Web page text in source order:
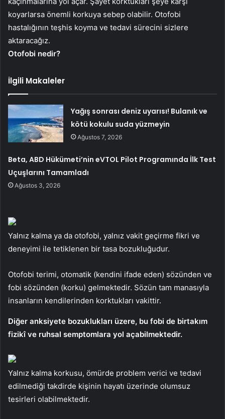
koyarlarsa önemli korkuya sebep olabilir. Otofobi
hastalığının teşhis koyma ve tedavi sürecini sizlere
aktaracağız.
Otofobi nedir?
İlgili Makaleler
Yağış sonrası deniz uyarısı! Bulanık ve
kötü kokulu suda yüzmeyin
Ağustos 7, 2026
Beta, ABD Hükümeti’nin eVTOL Pilot Programında İlk Test
Uçuşlarını Tamamladı
Ağustos 3, 2026
Yalnız kalma ya da otofobi, yalnız vakit geçirme fikri ve
deneyimi ile tetiklenen bir tasa bozukluğudur.
Otofobi terimi, otomatik (kendini ifade eden) sözünden ve
fobi sözünden (korku) gelmektedir. Sözün tam manasıyla
insanların kendilerinden korktukları vakittir.
Diğer anksiyete bozuklukları üzere, bu fobi de birtakım
fizikî ve ruhsal semptomlara yol açabilmektedir.
Yalnız kalma korkusu, ömürde problem verici ve tedavi
edilmediği takdirde kişinin hayatı üzerinde olumsuz
tesirleri olabilmektedir.